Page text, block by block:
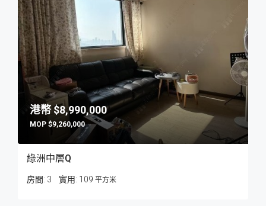
$8,990,000
$9,260,000
綠洲中層Q
房間: 3 109 平方米